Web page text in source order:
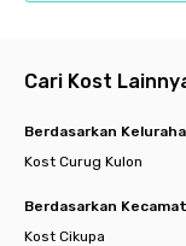
Cari Kost
Berdasarkan
Kost Curug Kulon
Berdasarkan
Kost Cikupa